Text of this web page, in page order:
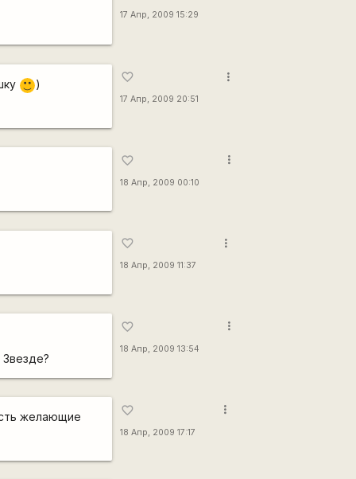
17 Апр, 2009 15:29
:) )
favorite_border
17 Апр, 2009 20:51
more_vert
favorite_border
18 Апр, 2009 00:10
more_vert
favorite_border
18 Апр, 2009 11:37
more_vert
favorite_border
18 Апр, 2009 13:54
more_vert
желающие
favorite_border
18 Апр, 2009 17:17
more_vert